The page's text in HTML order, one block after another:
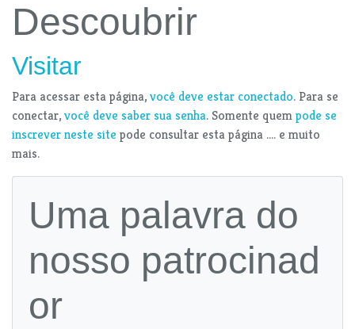
Descoubrir
Visitar
Para acessar esta página,você deve estar conectado. Para se
conectar,você deve saber sua senha. Somente quempode se
inscrever neste site pode consultar esta página .... e muito
mais.
Uma palavra do
nosso patrocinad
or